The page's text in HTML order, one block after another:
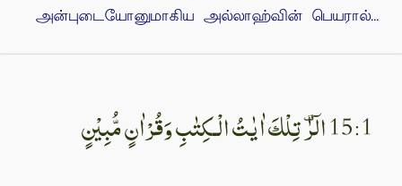
அன்புடையோனுமாகிய அல்லாஹ்வின் பெயரால்...
15:1 الۤرٰ تِلْكَ اٰيٰتُ الْـكِتٰبِ وَقُرْاٰنٍ مُّبِيْنٍ‏